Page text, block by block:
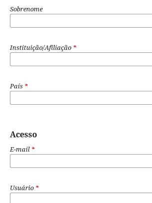
Sobrenome
Instituição/Afiliação *
País *
Acesso
E-mail *
Usuário *